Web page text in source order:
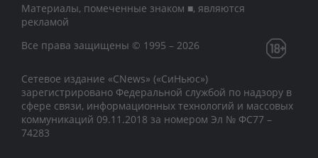
Материалы, помеченные знаком ■, являются
рекламой
Все права защищены © 1995 – 2026
Сетевое издание «CNews» («СиНьюс»)
зарегистрировано Федеральной службой по надзору в
сфере связи, информационных технологий и массовых
коммуникаций 09.11.2018 за номером Эл № ФС77 –
74283